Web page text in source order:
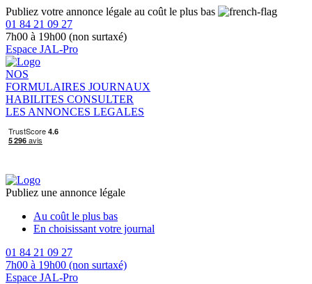
Publiez votre annonce légale au coût le plus bas
01 84 21 09 27
7h00 à 19h00 (non surtaxé)
Espace JAL-Pro
NOS
FORMULAIRES JOURNAUX
HABILITES CONSULTER
LES ANNONCES LEGALES
Publiez une annonce légale
Au coût le plus bas
En choisissant votre journal
01 84 21 09 27
7h00 à 19h00 (non surtaxé)
Espace JAL-Pro